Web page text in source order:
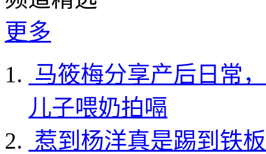
更多
马筱梅分享产后日常
儿子喂奶拍嗝
惹到杨洋真是踢到铁